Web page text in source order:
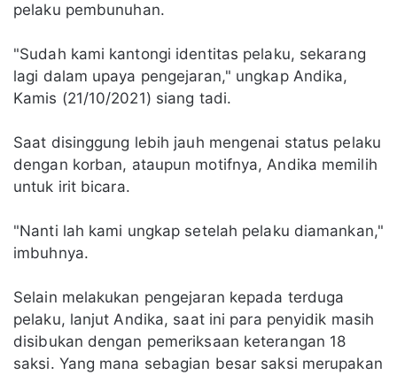
pelaku pembunuhan.
"Sudah kami kantongi identitas pelaku, sekarang
lagi dalam upaya pengejaran," ungkap Andika,
Kamis (21/10/2021) siang tadi.
Saat disinggung lebih jauh mengenai status pelaku
dengan korban, ataupun motifnya, Andika memilih
untuk irit bicara.
"Nanti lah kami ungkap setelah pelaku diamankan,"
imbuhnya.
Selain melakukan pengejaran kepada terduga
pelaku, lanjut Andika, saat ini para penyidik masih
disibukan dengan pemeriksaan keterangan 18
saksi. Yang mana sebagian besar saksi merupakan